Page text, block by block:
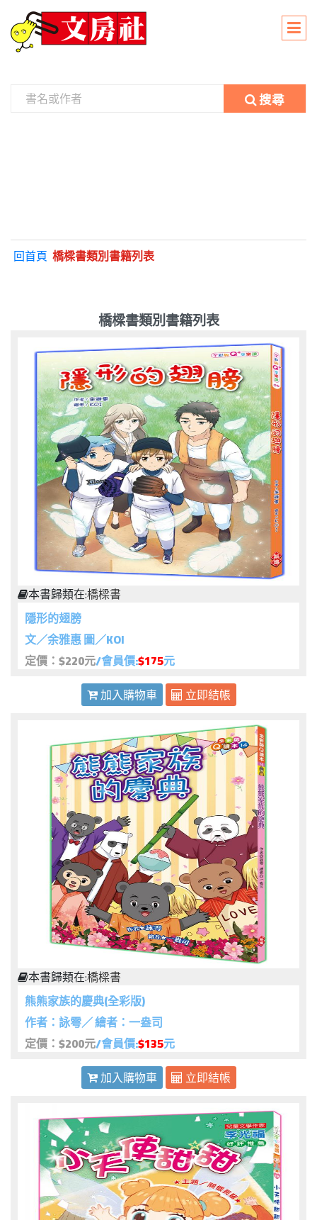
搜尋
回首頁 橋樑書類別書籍列表
橋樑書類別書籍列表
本書歸類在:橋樑書
隱形的翅膀
文／余雅惠 圖／KOI
定價：$220元/會員價:$175元
加入購物車
立即結帳
本書歸類在:橋樑書
熊熊家族的慶典(全彩版)
作者：詠雩／ 繪者：一盎司
定價：$200元/會員價:$135元
加入購物車
立即結帳